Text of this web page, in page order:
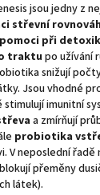
jsou jedny z
střevní
pomoci při
traktu po užívání
snižují
Jsou vhodné
imunitní
a zmírňují
probiotika
V neposlední
přeměny
látek).